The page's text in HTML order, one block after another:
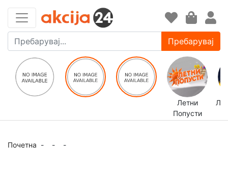
Пребарувај
Летни
Попусти
Почетна - - -